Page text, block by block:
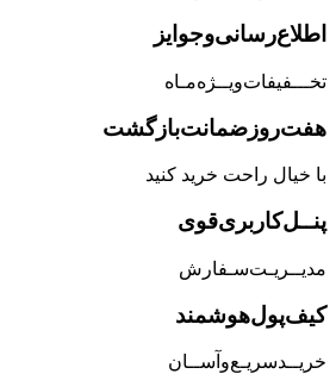
اطلاع‌رسانی‌و‌جوایز
تخـــفیفات‌ویــژه‌مـاه
هفت‌روز‌ضمانت‌بازگشت
با خیال راحت خرید کنید
پنــل‌کاربری‌قوی
مدیــریـت‌سـفارش
کیف‌پول‌هوشمند
خریــد‌سریـع‌و‌آســان